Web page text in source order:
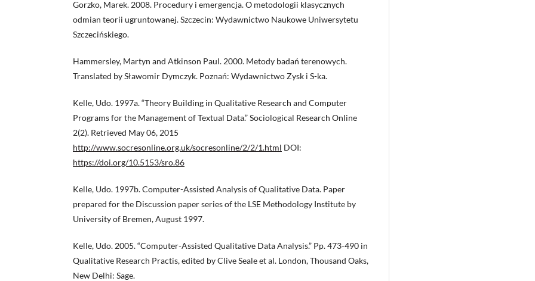
Gorzko, Marek. 2008. Procedury i emergencja. O metodologii klasycznych
odmian teorii ugruntowanej. Szczecin: Wydawnictwo Naukowe Uniwersytetu
Szczecińskiego.
Hammersley, Martyn and Atkinson Paul. 2000. Metody badań terenowych.
Translated by Sławomir Dymczyk. Poznań: Wydawnictwo Zysk i S-ka.
Kelle, Udo. 1997a. “Theory Building in Qualitative Research and Computer
Programs for the Management of Textual Data.” Sociological Research Online
2(2). Retrieved May 06, 2015
http://www.socresonline.org.uk/socresonline/2/2/1.html DOI:
https://doi.org/10.5153/sro.86
Kelle, Udo. 1997b. Computer-Assisted Analysis of Qualitative Data. Paper
prepared for the Discussion paper series of the LSE Methodology Institute by
University of Bremen, August 1997.
Kelle, Udo. 2005. “Computer-Assisted Qualitative Data Analysis.” Pp. 473-490 in
Qualitative Research Practis, edited by Clive Seale et al. London, Thousand Oaks,
New Delhi: Sage.